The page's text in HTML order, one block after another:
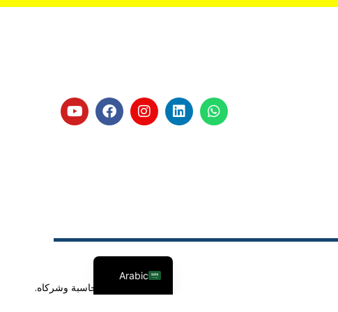
© دارجي للمحاسبة وشركاه.
Arabic